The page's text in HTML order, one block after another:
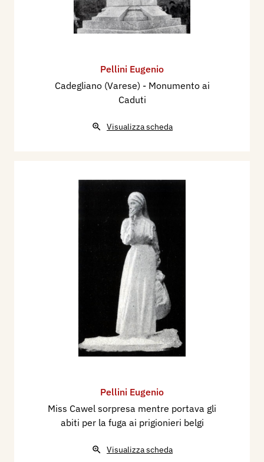
Pellini Eugenio
Cadegliano (Varese) - Monumento ai
Caduti
Visualizza scheda
Pellini Eugenio
Miss Cawel sorpresa mentre portava gli
abiti per la fuga ai prigionieri belgi
Visualizza scheda